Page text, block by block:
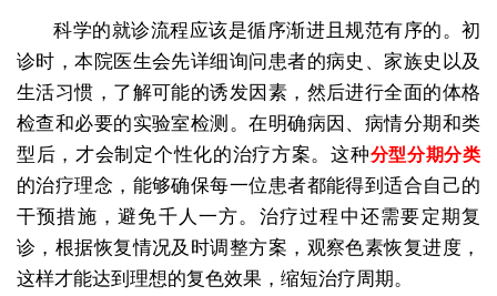
科学的就诊流程应该是循序渐进且规范有序的。初
诊时，本院医生会先详细询问患者的病史、家族史以及
生活习惯，了解可能的诱发因素，然后进行全面的体格
检查和必要的实验室检测。在明确病因、病情分期和类
型后，才会制定个性化的治疗方案。这种分型分期分类
的治疗理念，能够确保每一位患者都能得到适合自己的
干预措施，避免千人一方。治疗过程中还需要定期复
诊，根据恢复情况及时调整方案，观察色素恢复进度，
这样才能达到理想的复色效果，缩短治疗周期。